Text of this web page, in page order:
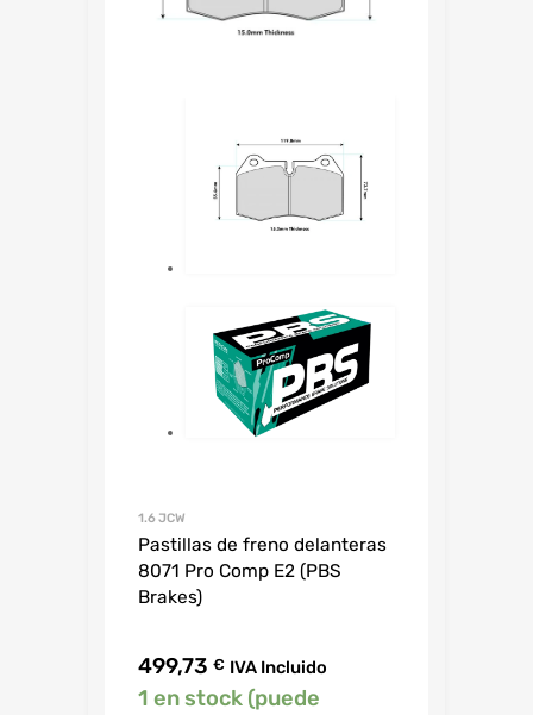
1.6 JCW
Pastillas de freno delanteras
8071 Pro Comp E2 (PBS
Brakes)
499,73 € IVA Incluido
1 en stock (puede